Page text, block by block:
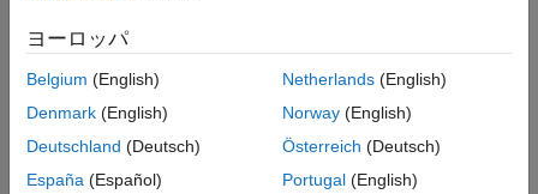
コマンド ライン情報
バージョン履歴
参考
タスク (-entry-points)
周期タスク。
を参照してください。
割り込み。
ヨーロッパ
Belgium (English)
Denmark (English)
Deutschland (Deutsch)
España (Español)
Netherlands(English)
Norway(English)
Österreich (Deutsch)
Portugal(English)